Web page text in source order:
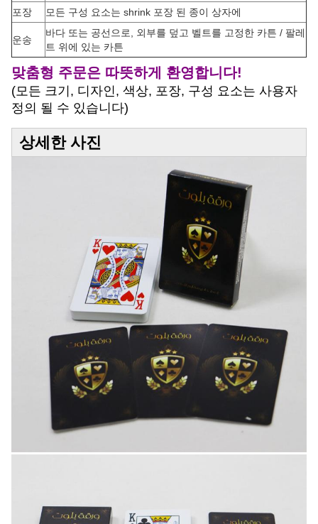
포장 모든 구성 요소는 shrink 포장 된 종이 상자에
운송
바다 또는 공선으로, 외부를 덮고 벨트를 고정한 카튼 / 팔레
트 위에 있는 카튼
맞춤형 주문은 따뜻하게 환영합니다!
(모든 크기, 디자인, 색상, 포장, 구성 요소는 사용자
정의 될 수 있습니다)
상세한 사진